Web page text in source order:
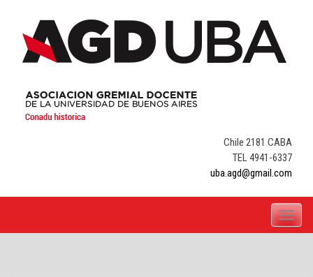
content
Chile 2181 CABA
TEL 4941-6337
uba.agd@gmail.com
Toggle